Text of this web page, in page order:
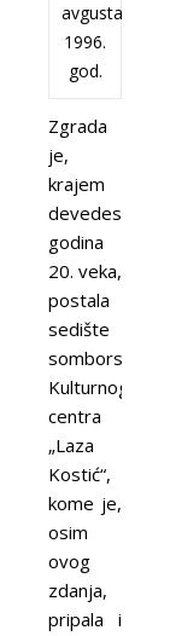
avgusta
1996.
god.
Zgrada
je,
krajem
devedesetih
godina
20. veka,
postala
sedište
somborskog
Kulturnog
centra
„Laza
Kostić“,
kome je,
osim
ovog
zdanja,
pripala i